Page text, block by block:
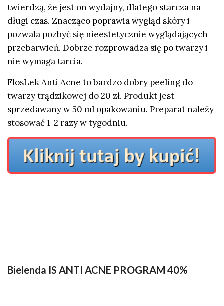
twierdzą, że jest on wydajny, dlatego starcza na
długi czas. Znacząco poprawia wygląd skóry i
pozwala pozbyć się nieestetycznie wyglądających
przebarwień. Dobrze rozprowadza się po twarzy i
nie wymaga tarcia.
FlosLek Anti Acne to bardzo dobry peeling do
twarzy trądzikowej do 20 zł. Produkt jest
sprzedawany w 50 ml opakowaniu. Preparat należy
stosować 1-2 razy w tygodniu.
Bielenda IS ANTI ACNE PROGRAM 40%